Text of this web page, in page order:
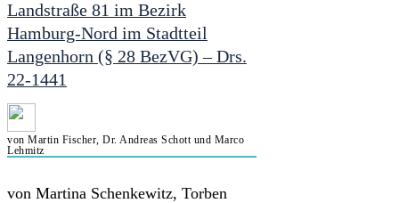
Landstraße 81 im Bezirk
Hamburg-Nord im Stadtteil
Langenhorn (§ 28 BezVG) – Drs.
22-1441
von Martin Fischer, Dr. Andreas Schott und Marco
Lehmitz
von Martina Schenkewitz, Torben